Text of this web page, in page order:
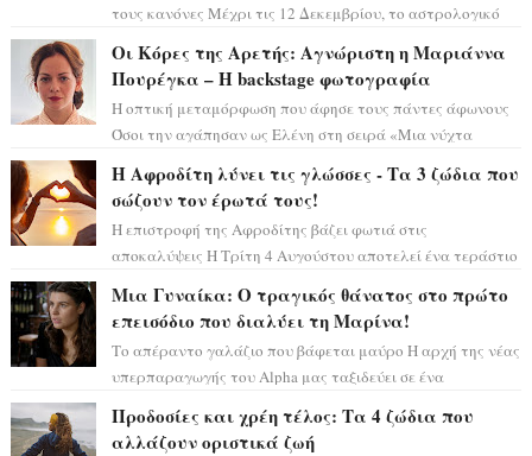
τους κανόνες Μέχρι τις 12 Δεκεμβρίου, το αστρολογικό
Οι Κόρες της Αρετής: Αγνώριστη η Μαριάννα
Πουρέγκα – H backstage φωτογραφία
Η οπτική μεταμόρφωση που άφησε τους πάντες άφωνους
Όσοι την αγάπησαν ως Ελένη στη σειρά «Μια νύχτα
Η Αφροδίτη λύνει τις γλώσσες - Τα 3 ζώδια που
σώζουν τον έρωτά τους!
Η επιστροφή της Αφροδίτης βάζει φωτιά στις
αποκαλύψεις Η Τρίτη 4 Αυγούστου αποτελεί ένα τεράστιο
Μια Γυναίκα: Ο τραγικός θάνατος στο πρώτο
επεισόδιο που διαλύει τη Μαρίνα!
Το απέραντο γαλάζιο που βάφεται μαύρο Η αρχή της νέας
υπερπαραγωγής του Alpha μας ταξιδεύει σε ένα
Προδοσίες και χρέη τέλος: Τα 4 ζώδια που
αλλάζουν οριστικά ζωή